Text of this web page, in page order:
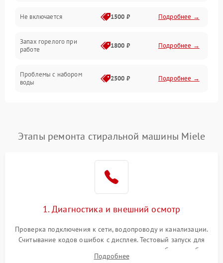
Не включается 1500 ₽ Подробнее →
Запах горелого при
работе
1800 ₽ Подробнее →
Проблемы с набором
воды
2500 ₽ Подробнее →
Замена платы управления Подробнее →
Этапы ремонта стиральной машины Miele
1. Диагностика и внешний осмотр
Проверка подключения к сети, водопроводу и канализации.
Считывание кодов ошибок с дисплея. Тестовый запуск для
выявления посторонних шумов, протечек или сбоев в работе
электронного модуля управления.
Подробнее